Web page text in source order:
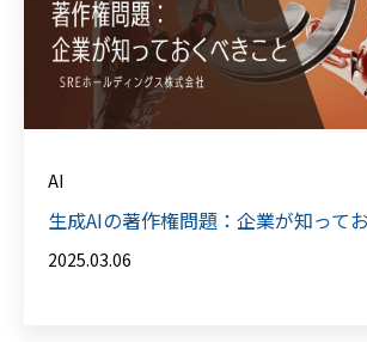
AI
生成AIの著作権問題：企業が知って
2025.03.06